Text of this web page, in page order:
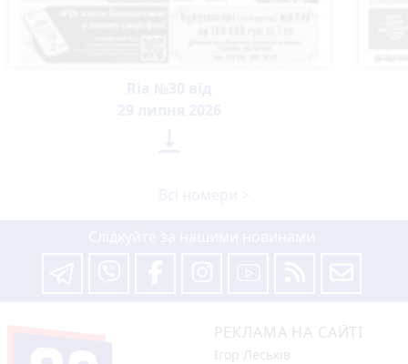
РЕКЛАМА НА САЙТІ
Ігор Леськів